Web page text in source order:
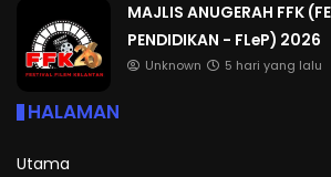
MAJLIS ANUGERAH FFK
PENDIDIKAN - FLeP) 2026
Unknown 5 hari yang lalu
HALAMAN
Utama